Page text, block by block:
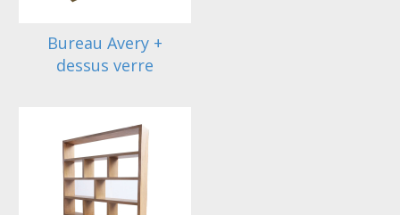
Bureau Avery +
dessus verre